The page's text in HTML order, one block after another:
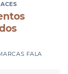
FALA